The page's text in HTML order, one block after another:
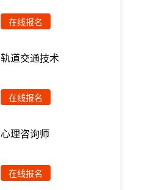
在线报名
轨道交通技术
在线报名
心理咨询师
在线报名